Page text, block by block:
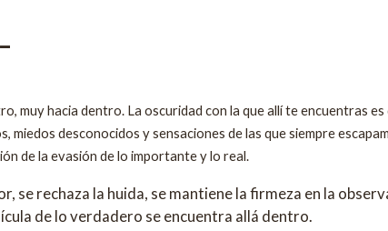
muy hacia dentro. La oscuridad con la que allí te encuentras
miedos desconocidos y sensaciones de las que siempre
de la evasión de lo importante y lo real.
se rechaza la huida, se mantiene la firmeza en la
de lo verdadero se encuentra allá dentro.